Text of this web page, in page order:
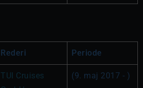
Rederi Periode
TUI Cruises
(9. maj 2017 - )